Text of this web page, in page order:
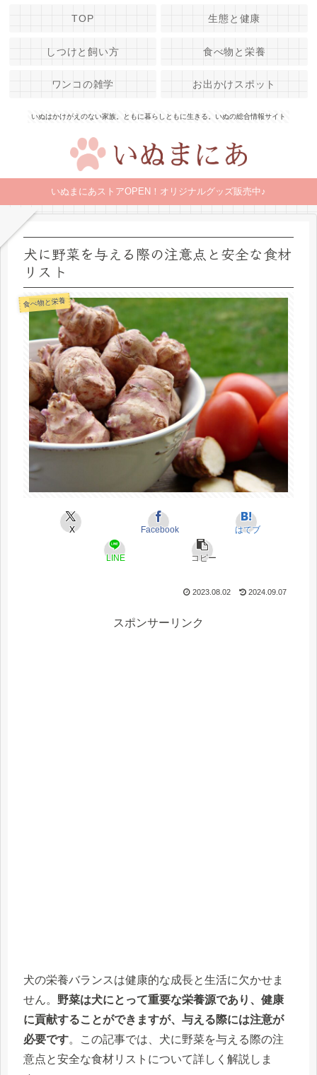
いぬはかけがえのない家族。ともに暮らしともに生きる。いぬの総合情報サイト
TOP 生態と健康
しつけと飼い方 食べ物と栄養
ワンコの雑学 お出かけスポット
いぬまにあストアOPEN！オリジナルグッズ販売中♪
犬に野菜を与える際の注意点と安全な食材
リスト
食べ物と栄養
X Facebook はてブ
LINE コピー
2023.08.02 2024.09.07
スポンサーリンク
犬の栄養バランスは健康的な成長と生活に欠かせま
せん。 野菜は犬にとって重要な栄養源であり、健康
に貢献することができますが、与える際には注意が
必要です。この記事では、犬に野菜を与える際の注
意点と安全な食材リストについて詳しく解説しま